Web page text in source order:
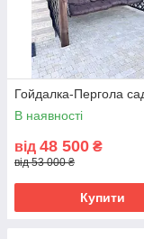
Гойдалка-Пергола
В наявності
від 48 500 ₴
від 53 000 ₴
Купити